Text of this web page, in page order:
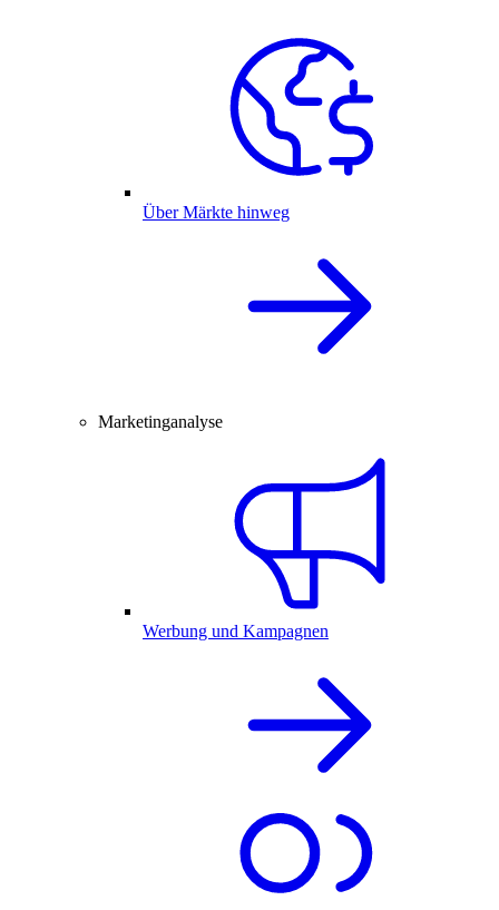
Über Märkte hinweg
Marketinganalyse
Werbung und Kampagnen